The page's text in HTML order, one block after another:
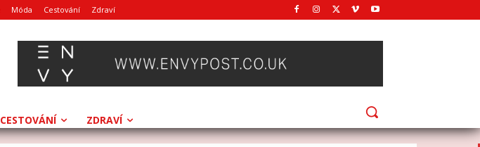
Móda Cestování Zdraví
CESTOVÁNÍ ZDRAVÍ